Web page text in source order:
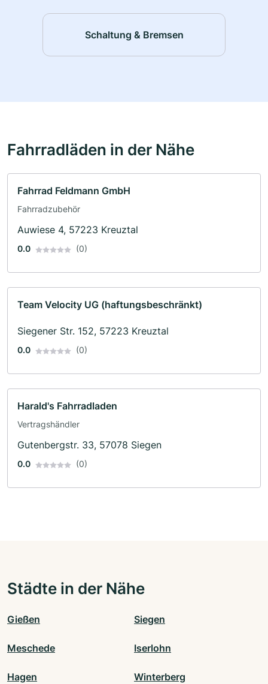
Schaltung & Bremsen
Fahrradläden in der Nähe
Fahrrad Feldmann GmbH
Fahrradzubehör
Auwiese 4, 57223 Kreuztal
0.0 (0)
Team Velocity UG (haftungsbeschränkt)
Siegener Str. 152, 57223 Kreuztal
0.0 (0)
Harald's Fahrradladen
Vertragshändler
Gutenbergstr. 33, 57078 Siegen
0.0 (0)
Städte in der Nähe
Gießen Siegen
Meschede Iserlohn
Hagen Winterberg